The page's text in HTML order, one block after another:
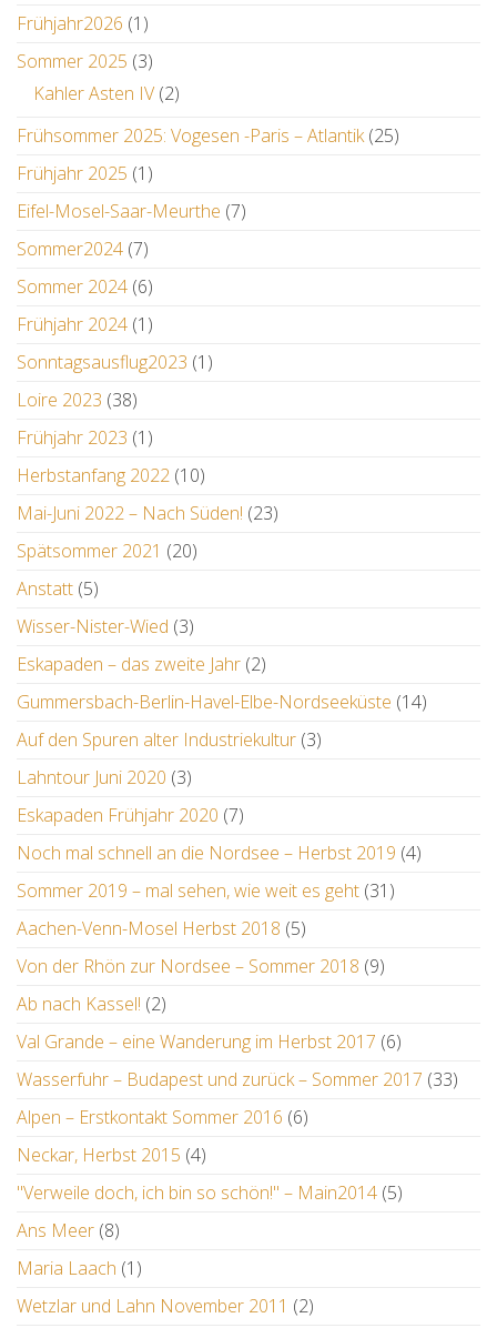
Frühjahr2026 (1)
Sommer 2025 (3)
Kahler Asten IV (2)
Frühsommer 2025: Vogesen -Paris – Atlantik(25)
Frühjahr 2025 (1)
Eifel-Mosel-Saar-Meurthe (7)
Sommer2024 (7)
Sommer 2024 (6)
Frühjahr 2024 (1)
Sonntagsausflug2023 (1)
Loire 2023 (38)
Frühjahr 2023 (1)
Herbstanfang 2022 (10)
Mai-Juni 2022 – Nach Süden! (23)
Spätsommer 2021 (20)
Anstatt (5)
Wisser-Nister-Wied (3)
Eskapaden – das zweite Jahr (2)
Gummersbach-Berlin-Havel-Elbe-Nordseeküste (14)
Auf den Spuren alter Industriekultur (3)
Lahntour Juni 2020 (3)
Eskapaden Frühjahr 2020 (7)
Noch mal schnell an die Nordsee – Herbst 2019 (4)
Sommer 2019 – mal sehen, wie weit es geht (31)
Aachen-Venn-Mosel Herbst 2018 (5)
Von der Rhön zur Nordsee – Sommer 2018 (9)
Ab nach Kassel! (2)
Val Grande – eine Wanderung im Herbst 2017 (6)
Wasserfuhr – Budapest und zurück – Sommer 2017 (33)
Alpen – Erstkontakt Sommer 2016 (6)
Neckar, Herbst 2015 (4)
"Verweile doch, ich bin so schön!" – Main2014 (5)
Ans Meer (8)
Maria Laach (1)
Wetzlar und Lahn November 2011 (2)